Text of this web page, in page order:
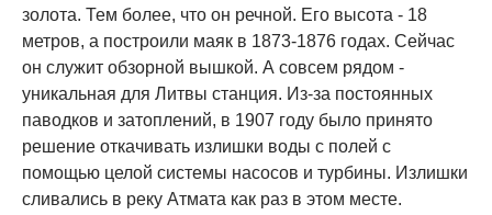
золота. Тем более, что он речной. Его высота - 18
метров, а построили маяк в 1873-1876 годах. Сейчас
он служит обзорной вышкой. А совсем рядом -
уникальная для Литвы станция. Из-за постоянных
паводков и затоплений, в 1907 году было принято
решение откачивать излишки воды с полей с
помощью целой системы насосов и турбины. Излишки
сливались в реку Атмата как раз в этом месте.